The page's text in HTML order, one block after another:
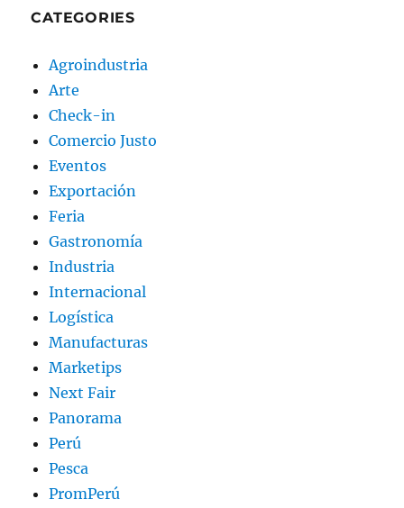
CATEGORIES
Agroindustria
Arte
Check-in
Comercio Justo
Eventos
Exportación
Feria
Gastronomía
Industria
Internacional
Logística
Manufacturas
Marketips
Next Fair
Panorama
Perú
Pesca
PromPerú